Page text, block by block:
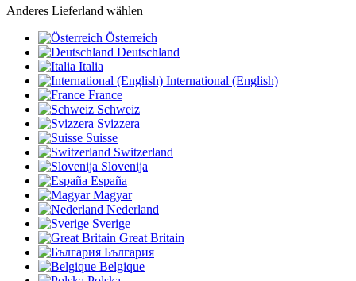
Anderes Lieferland wählen
Österreich
Deutschland
Italia
International (English)
France
Schweiz
Svizzera
Suisse
Switzerland
Slovenija
España
Magyar
Nederland
Sverige
Great Britain
България
Belgique